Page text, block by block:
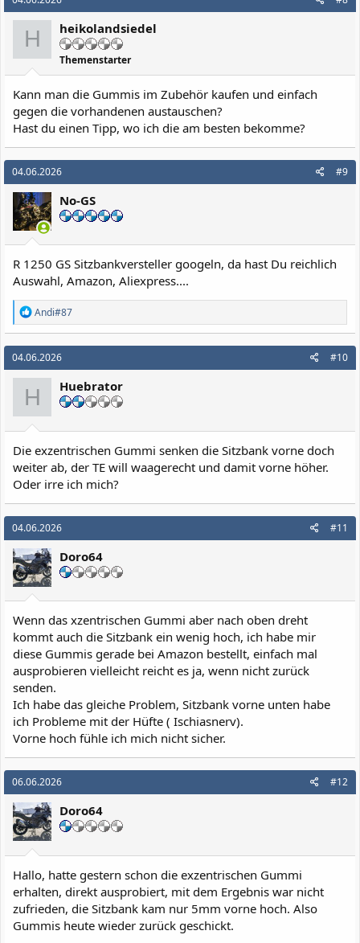
t
i
o
n
e
n
H heikolandsiedel
Themenstarter
Kann man die Gummis im Zubehör kaufen und einfach
gegen die vorhandenen austauschen?
Hast du einen Tipp, wo ich die am besten bekomme?
04.06.2026 #9
No-GS
R 1250 GS Sitzbankversteller googeln, da hast Du reichlich
Auswahl, Amazon, Aliexpress....
R
e
a
k
t
i
o
n
e
n
Andi#87
04.06.2026 #10
H Huebrator
Die exzentrischen Gummi senken die Sitzbank vorne doch
weiter ab, der TE will waagerecht und damit vorne höher.
Oder irre ich mich?
04.06.2026 #11
Doro64
Wenn das xzentrischen Gummi aber nach oben dreht
kommt auch die Sitzbank ein wenig hoch, ich habe mir
diese Gummis gerade bei Amazon bestellt, einfach mal
ausprobieren vielleicht reicht es ja, wenn nicht zurück
senden.
Ich habe das gleiche Problem, Sitzbank vorne unten habe
ich Probleme mit der Hüfte ( Ischiasnerv).
Vorne hoch fühle ich mich nicht sicher.
06.06.2026 #12
Doro64
Hallo, hatte gestern schon die exzentrischen Gummi
erhalten, direkt ausprobiert, mit dem Ergebnis war nicht
zufrieden, die Sitzbank kam nur 5mm vorne hoch. Also
Gummis heute wieder zurück geschickt.